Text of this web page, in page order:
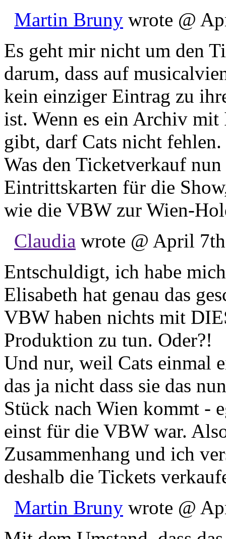
Martin Bruny wrote @
Es geht mir nicht um den
darum, dass auf
kein einziger Eintrag zu
ist. Wenn es ein Archiv
gibt, darf Cats nicht fehlen.
Was den Ticketverkauf
Eintrittskarten für die
wie die VBW zur Wien-
Claudia wrote @ April
Entschuldigt, ich habe
Elisabeth hat genau das
VBW haben nichts mit
Produktion zu tun. Oder?!
Und nur, weil Cats einmal
das ja nicht dass sie das
Stück nach Wien kommt -
einst für die VBW war.
Zusammenhang und ich
deshalb die Tickets
Martin Bruny wrote @